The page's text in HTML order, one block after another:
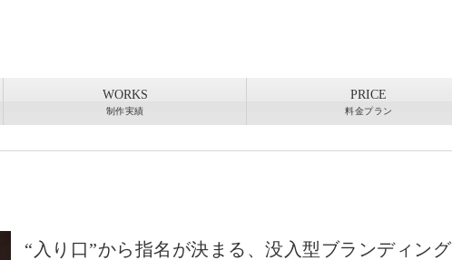
WORKS
制作実績
PRICE
料金プラン
“入り口”から指名が決まる、没入型ブランディング